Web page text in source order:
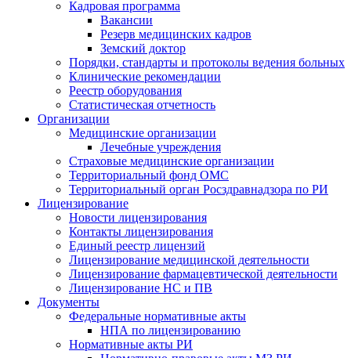
Кадровая программа
Вакансии
Резерв медицинских кадров
Земский доктор
Порядки, стандарты и протоколы ведения больных
Клинические рекомендации
Реестр оборудования
Статистическая отчетность
Организации
Медицинские организации
Лечебные учреждения
Страховые медицинские организации
Территориальный фонд ОМС
Территориальный орган Росздравнадзора по РИ
Лицензирование
Новости лицензирования
Контакты лицензирования
Единый реестр лицензий
Лицензирование медицинской деятельности
Лицензирование фармацевтической деятельности
Лицензирование НС и ПВ
Документы
Федеральные нормативные акты
НПА по лицензированию
Нормативные акты РИ